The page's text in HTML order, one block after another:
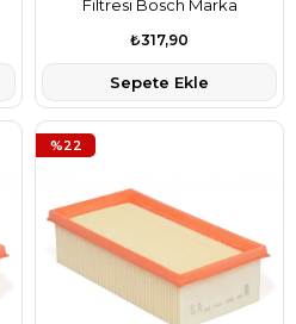
Filtresi Bosch Marka
9674725580
₺317,90
Sepete Ekle
%22